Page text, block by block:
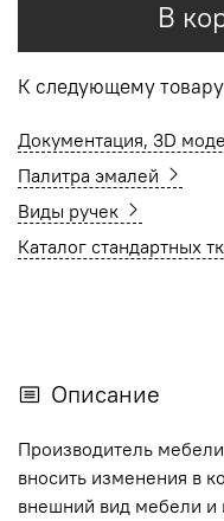
В
К следующему товару
Документация, 3D
Палитра эмалей
Виды ручек
Каталог стандартных
Описание
Производитель
вносить изменения в
внешний вид мебели и